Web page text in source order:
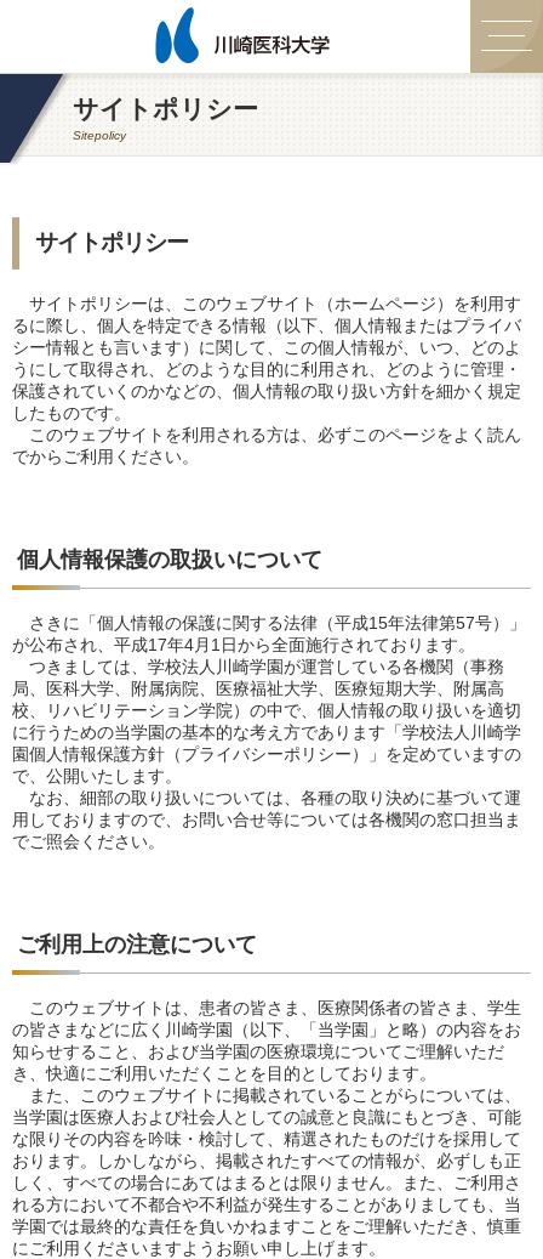
サイトポリシー
Sitepolicy
サイトポリシー
サイトポリシーは、このウェブサイト（ホームページ）を利用す
るに際し、個人を特定できる情報（以下、個人情報またはプライバ
シー情報とも言います）に関して、この個人情報が、いつ、どのよ
うにして取得され、どのような目的に利用され、どのように管理・
保護されていくのかなどの、個人情報の取り扱い方針を細かく規定
したものです。
このウェブサイトを利用される方は、必ずこのページをよく読ん
でからご利用ください。
個人情報保護の取扱いについて
さきに「個人情報の保護に関する法律（平成15年法律第57号）」
が公布され、平成17年4月1日から全面施行されております。
つきましては、学校法人川崎学園が運営している各機関（事務
局、医科大学、附属病院、医療福祉大学、医療短期大学、附属高
校、リハビリテーション学院）の中で、個人情報の取り扱いを適切
に行うための当学園の基本的な考え方であります「学校法人川崎学
園個人情報保護方針（プライバシーポリシー）」を定めていますの
で、公開いたします。
なお、細部の取り扱いについては、各種の取り決めに基づいて運
用しておりますので、お問い合せ等については各機関の窓口担当ま
でご照会ください。
ご利用上の注意について
このウェブサイトは、患者の皆さま、医療関係者の皆さま、学生
の皆さまなどに広く川崎学園（以下、「当学園」と略）の内容をお
知らせすること、および当学園の医療環境についてご理解いただ
き、快適にご利用いただくことを目的としております。
また、このウェブサイトに掲載されていることがらについては、
当学園は医療人および社会人としての誠意と良識にもとづき、可能
な限りその内容を吟味・検討して、精選されたものだけを採用して
おります。しかしながら、掲載されたすべての情報が、必ずしも正
しく、すべての場合にあてはまるとは限りません。また、ご利用さ
れる方において不都合や不利益が発生することがありましても、当
学園では最終的な責任を負いかねますことをご理解いただき、慎重
にご利用くださいますようお願い申し上げます。